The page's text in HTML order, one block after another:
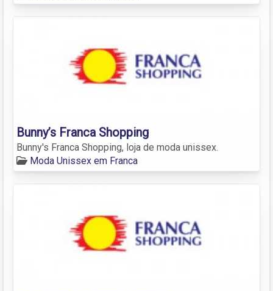
Bunny’s Franca Shopping
Bunny's Franca Shopping, loja de moda unissex.
Moda Unissex em Franca